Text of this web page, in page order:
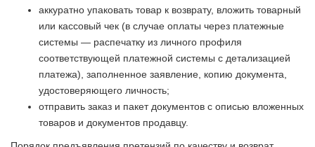
аккуратно упаковать товар к возврату, вложить товарный
или кассовый чек (в случае оплаты через платежные
системы — распечатку из личного профиля
соответствующей платежной системы с детализацией
платежа), заполненное заявление, копию документа,
удостоверяющего личность;
отправить заказ и пакет документов с описью вложенных
товаров и документов продавцу.